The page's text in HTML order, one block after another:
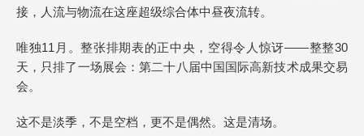
接，人流与物流在这座超级综合体中昼夜流转。
唯独11月。整张排期表的正中央，空得令人惊讶——整整30
天，只排了一场展会：第二十八届中国国际高新技术成果交易
会。
这不是淡季，不是空档，更不是偶然。这是清场。